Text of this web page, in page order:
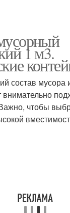
1 м3.
состав мусора
внимательно
чтобы